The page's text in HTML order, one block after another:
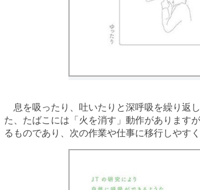
息を吸ったり、吐いたりと深呼吸を繰り返
た、たばこには「火を消す」動作があります
るものであり、次の作業や仕事に移行しやす